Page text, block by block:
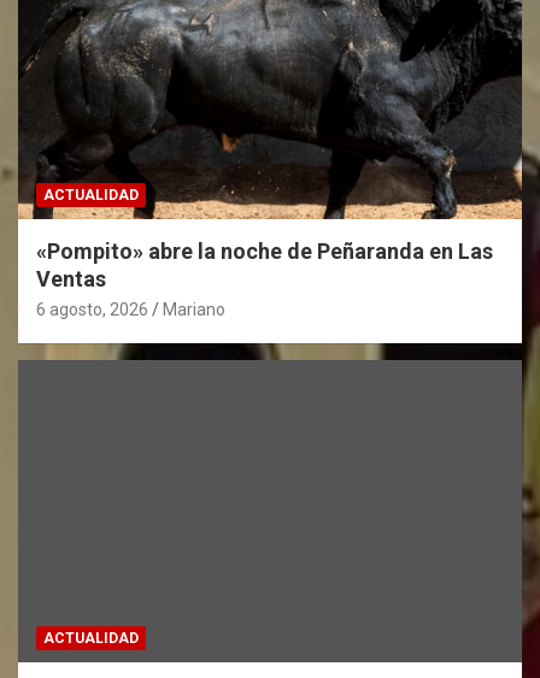
ACTUALIDAD
«Pompito» abre la noche de Peñaranda en Las
Ventas
6 agosto, 2026 Mariano
ACTUALIDAD